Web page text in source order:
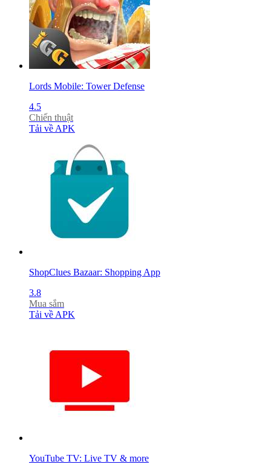
Lords Mobile: Tower Defense
4.5
Chiến thuật
Tải về APK
ShopClues Bazaar: Shopping App
3.8
Mua sắm
Tải về APK
YouTube TV: Live TV & more